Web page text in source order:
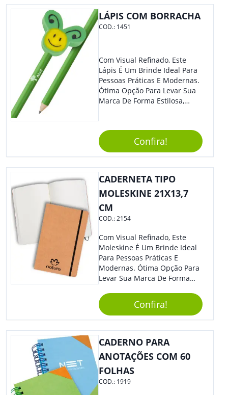
LÁPIS COM BORRACHA
COD.: 1451
Com Visual Refinado, Este
Lápis É Um Brinde Ideal Para
Pessoas Práticas E Modernas.
Ótima Opção Para Levar Sua
Marca De Forma Estilosa,
Reuniões Corporativas Ou Até
Mesmo Para Presentear
Colaboradores E Parceiros De
Confira!
CADERNETA TIPO
MOLESKINE 21X13,7
CM
COD.:2154
Com Visual Refinado, Este
Moleskine É Um Brinde Ideal
Para Pessoas Práticas E
Modernas. Ótima Opção Para
Levar Sua Marca De Forma
Sua Empresa Em Eventos,
Reuniões Corporativas Ou Até
Mesmo Para Presentear
Colaboradores E Parceiros De
Sua Empresa.
Confira!
CADERNO PARA
ANOTAÇÕES COM 60
FOLHAS
COD.: 1919